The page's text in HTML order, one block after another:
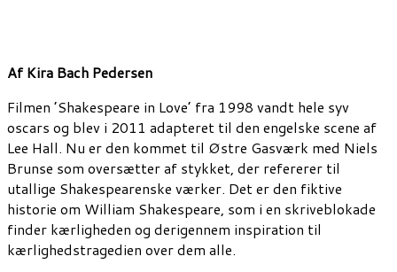
Af Kira Bach Pedersen
Filmen ’Shakespeare in Love’ fra 1998 vandt hele syv
oscars og blev i 2011 adapteret til den engelske scene af
Lee Hall. Nu er den kommet til Østre Gasværk med Niels
Brunse som oversætter af stykket, der refererer til
utallige Shakespearenske værker. Det er den fiktive
historie om William Shakespeare, som i en skriveblokade
finder kærligheden og derigennem inspiration til
kærlighedstragedien over dem alle.